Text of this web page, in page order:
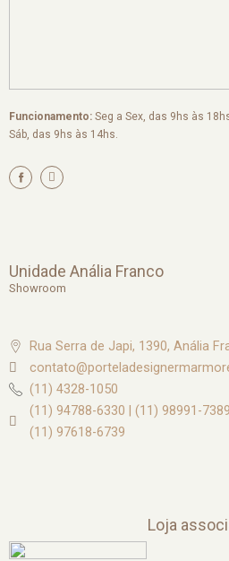
Funcionamento: Seg a Sex, das 9hs às
Sáb, das 9hs às 14hs.
I
n
s
m
Unidade Anália Franco
Showroom
Rua Serra de Japi, 1390, Anália
(11) 4328-1050
(11) 94788-6330 | (11) 98991-7389
(11) 97618-6739
Loja